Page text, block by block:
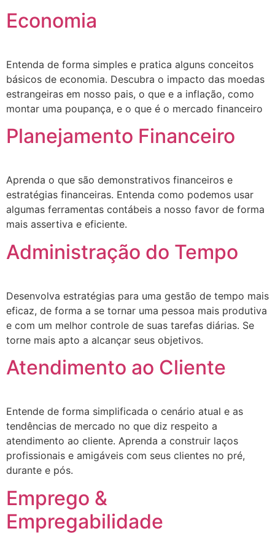
Economia
Entenda de forma simples e pratica alguns conceitos
básicos de economia. Descubra o impacto das moedas
estrangeiras em nosso pais, o que e a inflação, como
montar uma poupança, e o que é o mercado financeiro
Planejamento Financeiro
Aprenda o que são demonstrativos financeiros e
estratégias financeiras. Entenda como podemos usar
algumas ferramentas contábeis a nosso favor de forma
mais assertiva e eficiente.
Administração do Tempo
Desenvolva estratégias para uma gestão de tempo mais
eficaz, de forma a se tornar uma pessoa mais produtiva
e com um melhor controle de suas tarefas diárias. Se
torne mais apto a alcançar seus objetivos.
Atendimento ao Cliente
Entende de forma simplificada o cenário atual e as
tendências de mercado no que diz respeito a
atendimento ao cliente. Aprenda a construir laços
profissionais e amigáveis com seus clientes no pré,
durante e pós.
Emprego &
Empregabilidade